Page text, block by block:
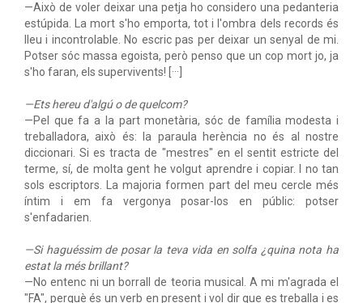
—Això de voler deixar una petja ho considero una pedanteria
estúpida. La mort s'ho emporta, tot i l'ombra dels records és
lleu i incontrolable. No escric pas per deixar un senyal de mi.
Potser sóc massa egoista, però penso que un cop mort jo, ja
s'ho faran, els supervivents! [···]
—Ets hereu d'algú o de quelcom?
—Pel que fa a la part monetària, sóc de família modesta i
treballadora, això és: la paraula herència no és al nostre
diccionari. Si es tracta de "mestres" en el sentit estricte del
terme, sí, de molta gent he volgut aprendre i copiar. I no tan
sols escriptors. La majoria formen part del meu cercle més
íntim i em fa vergonya posar-los en públic: potser
s'enfadarien.
—Si haguéssim de posar la teva vida en solfa ¿quina nota ha
estat la més brillant?
—No entenc ni un borrall de teoria musical. A mi m'agrada el
"FA", perquè és un verb en present i vol dir que es treballa i es